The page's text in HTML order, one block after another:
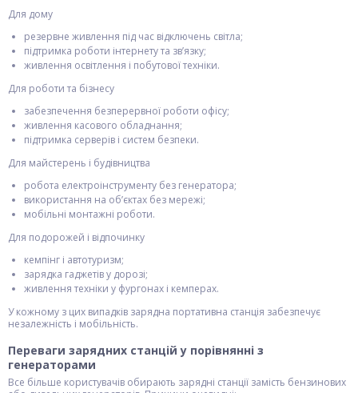
Для дому
резервне живлення під час відключень світла;
підтримка роботи інтернету та зв’язку;
живлення освітлення і побутової техніки.
Для роботи та бізнесу
забезпечення безперервної роботи офісу;
живлення касового обладнання;
підтримка серверів і систем безпеки.
Для майстерень і будівництва
робота електроінструменту без генератора;
використання на об’єктах без мережі;
мобільні монтажні роботи.
Для подорожей і відпочинку
кемпінг і автотуризм;
зарядка гаджетів у дорозі;
живлення техніки у фургонах і кемперах.
У кожному з цих випадків зарядна портативна станція забезпечує
незалежність і мобільність.
Переваги зарядних станцій у порівнянні з
генераторами
Все більше користувачів обирають зарядні станції замість бензинових